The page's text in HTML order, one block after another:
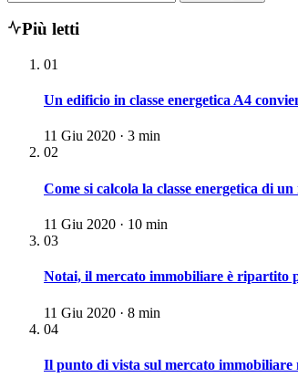
tua
emailPiù letti
01
Un edificio in classe energetica A4
11 Giu 2020 · 3 min
02
Come si calcola la classe energetica di
11 Giu 2020 · 10 min
03
Notai, il mercato immobiliare è ripartito
11 Giu 2020 · 8 min
04
Il punto di vista sul mercato immobiliare